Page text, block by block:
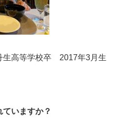
高等学校卒 2017年3月生
いますか？